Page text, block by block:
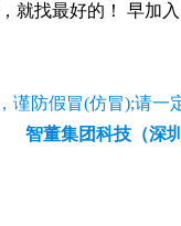
就找最好的！ 早加
谨防假冒(仿冒);请一
智董集团科技（深